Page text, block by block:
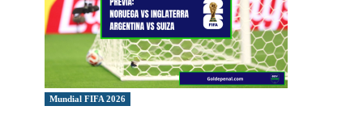
Mundial FIFA 2026